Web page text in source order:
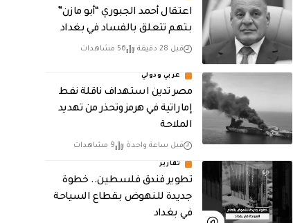
اعتقال أحمد الجبوري “أبو مازن”
بتهم تتعلق بالفساد في بغداد
قبل 28 دقيقة 56 مشاهدات
عربي ودولي
مصر تدين استهداف ناقلة نفط
إماراتية في هرمز وتحذر من تهديد
الملاحة
قبل ساعة واحدة 9 مشاهدات
تقارير
تطوير فندق فلسطين.. خطوة
جديدة للنهوض بقطاع السياحة
في بغداد